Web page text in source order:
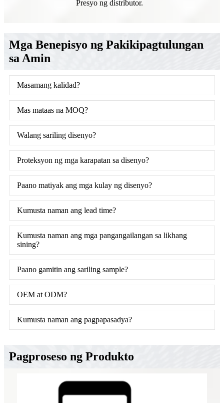
Presyo ng distributor.
Mga Benepisyo ng Pakikipagtulungan
sa Amin
Masamang kalidad?
Mas mataas na MOQ?
Walang sariling disenyo?
Proteksyon ng mga karapatan sa disenyo?
Paano matiyak ang mga kulay ng disenyo?
Kumusta naman ang lead time?
Kumusta naman ang mga pangangailangan sa likhang
sining?
Paano gamitin ang sariling sample?
OEM at ODM?
Kumusta naman ang pagpapasadya?
Pagproseso ng Produkto